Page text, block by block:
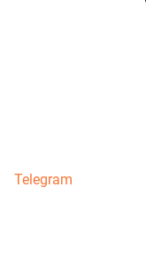
Telegram